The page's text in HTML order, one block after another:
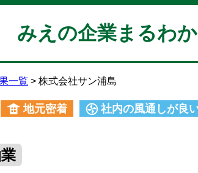
みえの企業まるわ
一覧 株式会社サン浦島
地元密着 社内の風通しが良